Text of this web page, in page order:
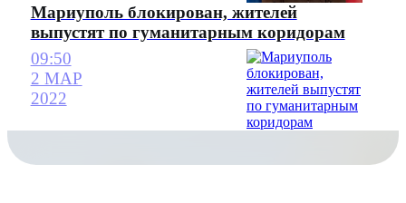
Мариуполь блокирован, жителей
выпустят по гуманитарным коридорам
09:50
2 МАР
2022